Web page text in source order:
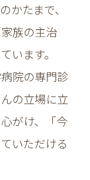
かたまで、
族の主治
います。
院の専門診
の立場に立
がけ、「今
いただける